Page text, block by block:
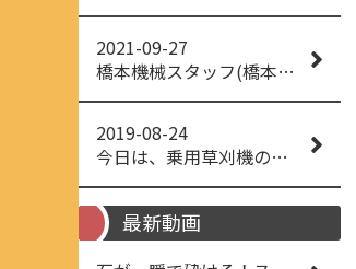
2021-09-27
橋本機械スタッフ(橋本機械(株))
2019-08-24
今日は、乗用草刈機の納品でした！ 流行りの、4WD！ #イセキアグリ #オーレック #四駆 #増税間近
最新動画